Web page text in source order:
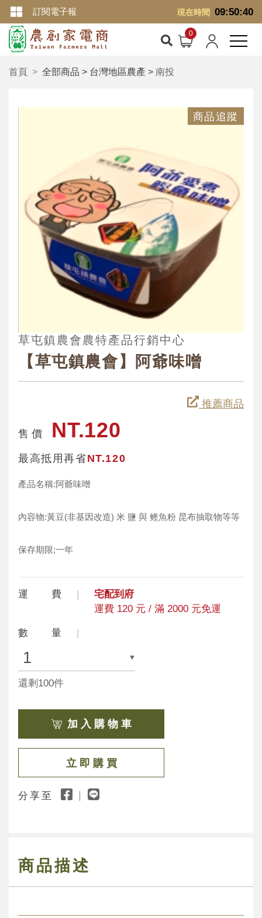
現在時間 09:50:40
訂閱電子報
首頁 全部商品 > 台灣地區農產 > 南投
商品追蹤
草屯鎮農會農特產品行銷中心
【草屯鎮農會】阿爺味噌
推薦商品
售 價 NT.120
最高抵用再省NT.120
產品名稱:阿爺味噌
內容物:黃豆(非基因改造) 米 鹽 與 鲣魚粉 昆布抽取物等等
保存期限;一年
運 費
宅配到府
運費 120 元 / 滿 2000 元免運
數 量
還剩100件
加 入 購 物 車
立 即 購 買
分享至
商品描述